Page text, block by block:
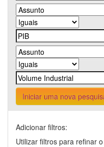
Iniciar uma nova
Adicionar filtros:
Utilizar filtros para refinar